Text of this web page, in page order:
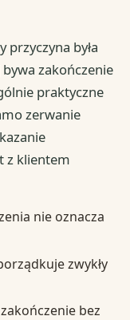
przyczyna była
zakończenie
praktyczne
zerwanie
z klientem
nie oznacza
zwykły
bez